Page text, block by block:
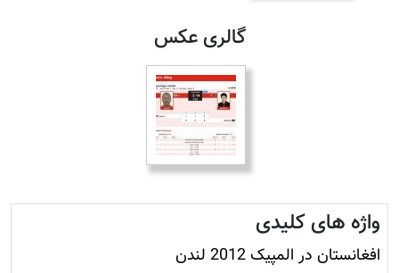
گالری عکس
واژه های کلیدی
افغانستان در المپیک 2012 لندن